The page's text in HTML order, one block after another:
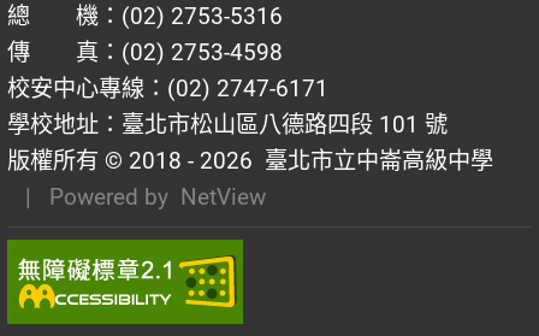
總 機：(02) 2753-5316
傳 真：(02) 2753-4598
校安中心專線：(02) 2747-6171
學校地址：臺北市松山區八德路四段 101 號
版權所有 © 2018 - 2026 臺北市立中崙高級中學
| Powered by NetView